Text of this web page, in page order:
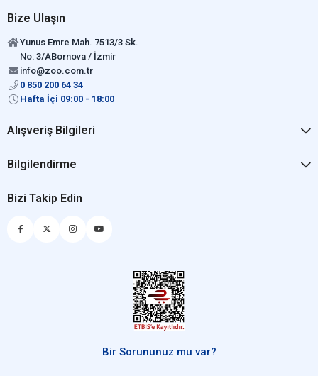
Bize Ulaşın
Yunus Emre Mah. 7513/3 Sk.
No: 3/ABornova / İzmir
info@zoo.com.tr
0 850 200 64 34
Hafta İçi 09:00 - 18:00
Alışveriş Bilgileri
Bilgilendirme
Bizi Takip Edin
Bir Sorununuz mu var?